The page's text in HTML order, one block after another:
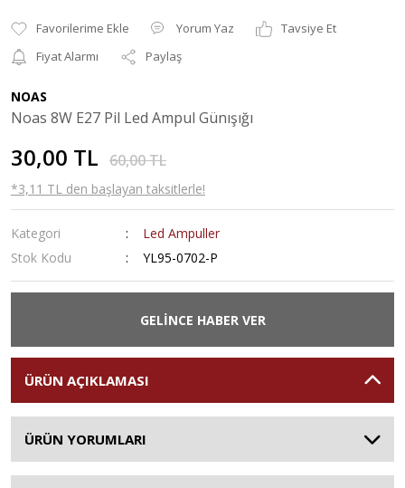
Yorum Yaz
Tavsiye Et
Fiyat Alarmı
Paylaş
NOAS
Noas 8W E27 Pil Led Ampul Günışığı
30,00 TL 60,00 TL
*3,11 TL den başlayan taksitlerle!
Kategori
Led Ampuller
Stok Kodu
YL95-0702-P
GELİNCE HABER VER
ÜRÜN AÇIKLAMASI
ÜRÜN YORUMLARI